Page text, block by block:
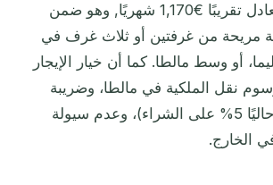
€14,000 سنويًا يعادل تقريبًا €1,170 شهريًا, وهو ضمن
مريحة من غرفتين أو ثلاث غرف في
أو وسط مالطا. كما أن خيار الإيجار
نقل الملكية في مالطا، وضريبة
الطابع (التي تبلغ حاليًا 5% على الشراء)، وعدم سيولة
في الخارج.